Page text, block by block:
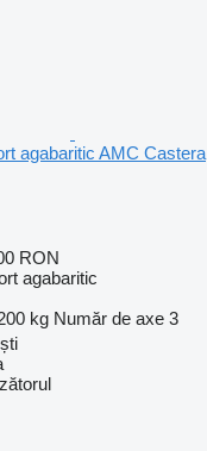
agabaritic AMC Castera
RON
agabaritic
kg Număr de axe 3